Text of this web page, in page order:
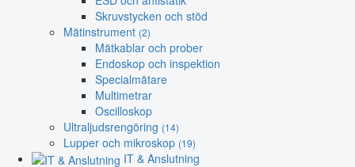
Skruvstycken och stöd
Mätinstrument (2)
Mätkablar och prober
Endoskop och inspektion
Specialmätare
Multimetrar
Oscilloskop
Ultraljudsrengöring (14)
Lupper och mikroskop (19)
IT & Anslutning